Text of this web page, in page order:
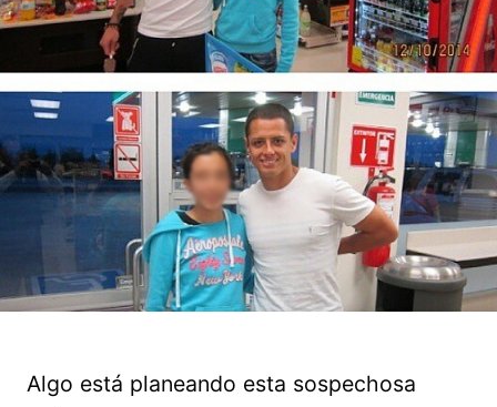
Algo está planeando esta sospechosa